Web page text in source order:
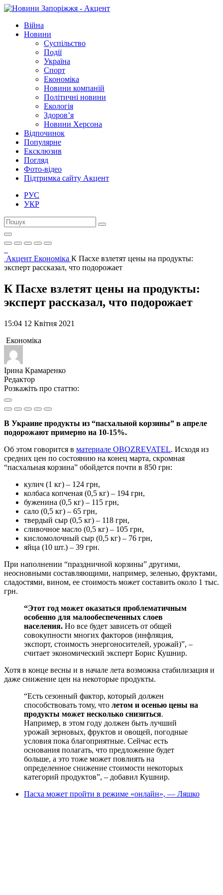
Війна
Новини
Суспільство
Події
Україна
Спорт
Економіка
Новини компаній
Політичні новини
Екологія
Здоров’я
Новини Херсона
Відпочинок
Популярне
Ексклюзив
Погляд
Фото-відео
Підтримка сайту Акцент
РУС
УКР
Акцент Економіка К Пасхе взлетят цены на продукты:
эксперт рассказал, что подорожает
К Пасхе взлетят цены на продукты:
эксперт рассказал, что подорожает
15:04 12 Квітня 2021
Економіка
Ірина Крамаренко
Редактор
Розкажіть про статтю:
В Украине продукты из “пасхальной корзины” в апреле
подорожают примерно на 10-15%.
Об этом говорится в материале OBOZREVATEL. Исходя из
средних цен по состоянию на конец марта, скромная
“пасхальная корзина” обойдется почти в 850 грн:
кулич (1 кг) – 124 грн,
колбаса копченая (0,5 кг) – 194 грн,
буженина (0,5 кг) – 115 грн,
сало (0,5 кг) – 65 грн,
твердый сыр (0,5 кг) – 118 грн,
сливочное масло (0,5 кг) – 105 грн,
кисломолочный сыр (0,5 кг) – 76 грн,
яйца (10 шт.) – 39 грн.
При наполнении “праздничной корзины” другими,
неосновными составляющими, например, зеленью, фруктами,
сладостями, вином, ее стоимость может составить около 1 тыс.
грн.
“Этот год может оказаться проблематичным
особенно для малообеспеченных слоев
населения. Но все будет зависеть от общей
совокупности многих факторов (инфляция,
экспорт, стоимость энергоносителей, урожай)”, –
считает экономический эксперт Борис Кушнир.
Хотя в конце весны и в начале лета возможна стабилизация и
даже снижение цен на некоторые продукты.
“Есть сезонный фактор, который должен
способствовать тому, что летом и осенью цены на
продукты может несколько снизиться.
Например, в этом году должен быть лучший
урожай зерновых, фруктов и овощей, погодные
условия пока благоприятные. Сейчас есть
основания полагать, что предложение будет
больше, а это тоже может повлиять на
определенное снижение стоимости некоторых
категорий продуктов”, – добавил Кушнир.
Пасха может пройти в режиме «онлайн», — Ляшко